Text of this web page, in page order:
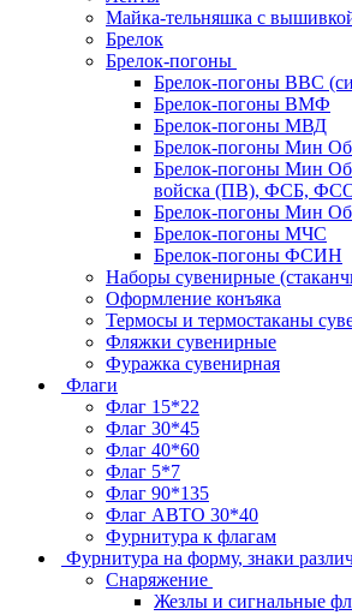
Майка-тельняшка с
Брелок
Брелок-погоны
Брелок-погоны ВВС
Брелок-погоны ВМФ
Брелок-погоны МВД
Брелок-погоны Мин
Брелок-погоны Мин
войска (ПВ), ФСБ, ФСО
Брелок-погоны Мин
Брелок-погоны МЧС
Брелок-погоны ФСИН
Наборы сувенирные
Оформление конъяка
Термосы и термостаканы
Фляжки сувенирные
Фуражка сувенирная
Флаги
Флаг 15*22
Флаг 30*45
Флаг 40*60
Флаг 5*7
Флаг 90*135
Флаг АВТО 30*40
Фурнитура к флагам
Фурнитура на форму, знаки
Снаряжение
Жезлы и сигнальные